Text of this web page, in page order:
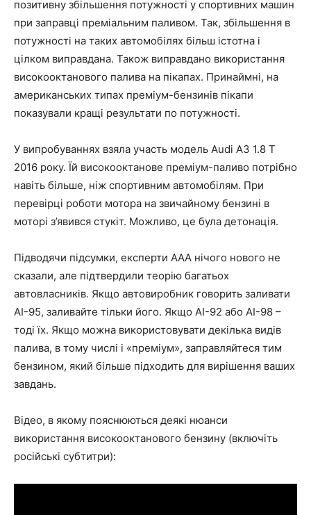
позитивну збільшення потужності у спортивних машин
при заправці преміальним паливом. Так, збільшення в
потужності на таких автомобілях більш істотна і
цілком виправдана. Також виправдано використання
високооктанового палива на пікапах. Принаймні, на
американських типах преміум-бензинів пікапи
показували кращі результати по потужності.
У випробуваннях взяла участь модель Audi A3 1.8 T
2016 року. Їй високооктанове преміум-паливо потрібно
навіть більше, ніж спортивним автомобілям. При
перевірці роботи мотора на звичайному бензині в
моторі з’явився стукіт. Можливо, це була детонація.
Підводячи підсумки, експерти AAA нічого нового не
сказали, але підтвердили теорію багатьох
автовласників. Якщо автовиробник говорить заливати
АІ-95, заливайте тільки його. Якщо АІ-92 або АІ-98 –
тоді їх. Якщо можна використовувати декілька видів
палива, в тому числі і «преміум», заправляйтеся тим
бензином, який більше підходить для вирішення ваших
завдань.
Відео, в якому пояснюються деякі нюанси
використання високооктанового бензину (включіть
російські субтитри):